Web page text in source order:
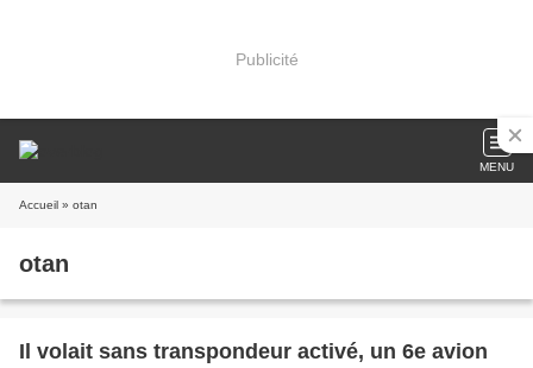
Publicité
MENU
Accueil » otan
otan
Il volait sans transpondeur activé, un 6e avion